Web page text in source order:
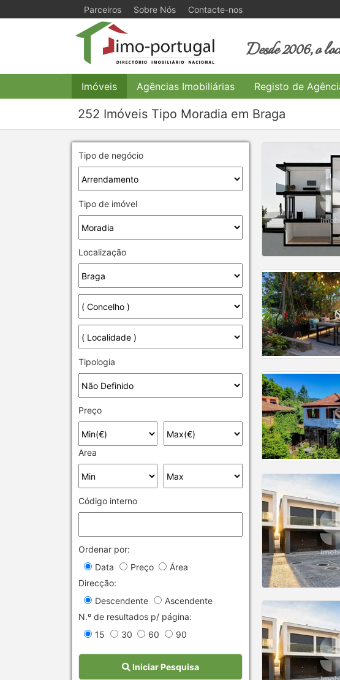
Parceiros Sobre Nós Contacte-nos
Desde 2006, o
Imóveis Agências Imobiliárias Registo de
252 Imóveis Tipo Moradia em Braga
Tipo de negócio
Tipo de imóvel
Localização
Tipologia
Preço
Area
Código interno
Ordenar por:
Data
Preço
Área
Direcção:
Descendente
Ascendente
N.º de resultados p/ página:
15
30 60 90
Iniciar Pesquisa